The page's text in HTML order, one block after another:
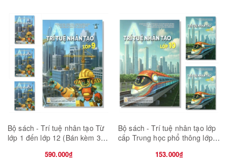
thiết để phân tích cảm thụ, đánh giá các tác phẩm.
Ngoài bài tổng quan về tác giả và tác phẩm ở đầu sách, trong các
phần tiếp theo là những bài nghiên cứu, đánh giá, phân tích... về
các mặt đóng góp của các tác giả, ngoài ra Phần phụ lục còn có
in một số bài trả lời phỏng vấn của tác giả.
Bộ sách - Trí tuệ nhân tạo Từ
lớp 1 đến lớp 12 (Bán kèm 3
590.000₫
Bộ sách - Trí tuệ nhân tạo lớp
cấp Trυng học phổ thông lớp
153.000₫